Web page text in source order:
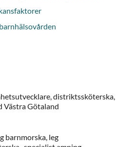
distriktssköterska,
Västra Götaland
barnmorska, leg